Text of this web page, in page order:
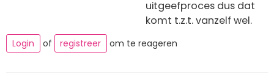
uitgeefproces dus dat
komt t.z.t. vanzelf wel.
Login of registreer om te reageren